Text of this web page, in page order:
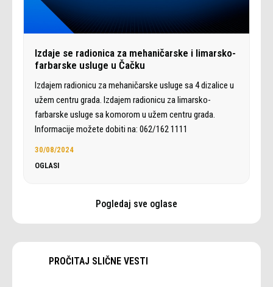
Izdaje se radionica za mehaničarske i limarsko-
farbarske usluge u Čačku
Izdajem radionicu za mehaničarske usluge sa 4 dizalice u
užem centru grada. Izdajem radionicu za limarsko-
farbarske usluge sa komorom u užem centru grada.
Informacije možete dobiti na: 062/162 1111
30/08/2024
OGLASI
Pogledaj sve oglase
PROČITAJ SLIČNE VESTI